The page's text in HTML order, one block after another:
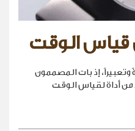
قياس الوقت
إذ بات المصممون
أداة لقياس الوقت